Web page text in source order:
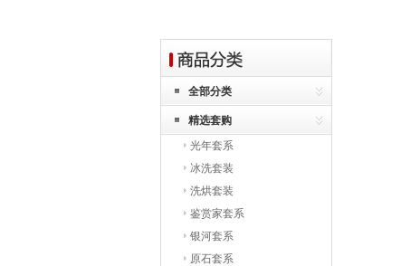
全部分类
精选套购
光年套系
冰洗套装
洗烘套装
鉴赏家套系
银河套系
原石套系